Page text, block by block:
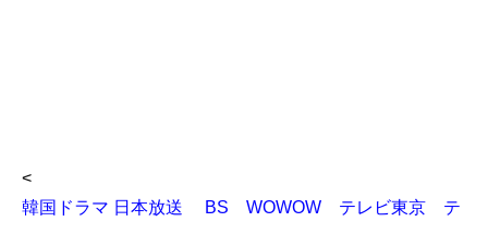
<
韓国ドラマ 日本放送 BS WOWOW テレビ東京 テ